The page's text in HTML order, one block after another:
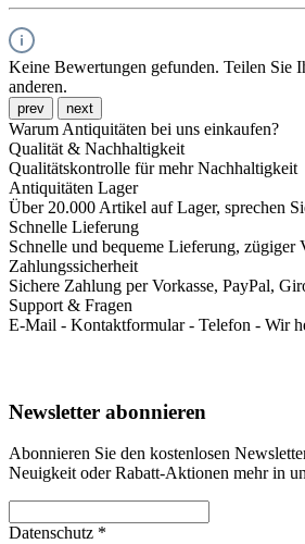
Keine Bewertungen gefunden. Teilen Sie
anderen.
prev next
Warum Antiquitäten bei uns einkaufen?
Qualität & Nachhaltigkeit
Qualitätskontrolle für mehr Nachhaltigkeit
Antiquitäten Lager
Über 20.000 Artikel auf Lager, sprechen
Schnelle Lieferung
Schnelle und bequeme Lieferung, zügiger
Zahlungssicherheit
Sichere Zahlung per Vorkasse, PayPal,
Support & Fragen
E-Mail - Kontaktformular - Telefon - Wir
Newsletter abonnieren
Abonnieren Sie den kostenlosen
Neuigkeit oder Rabatt-Aktionen mehr in
Datenschutz *